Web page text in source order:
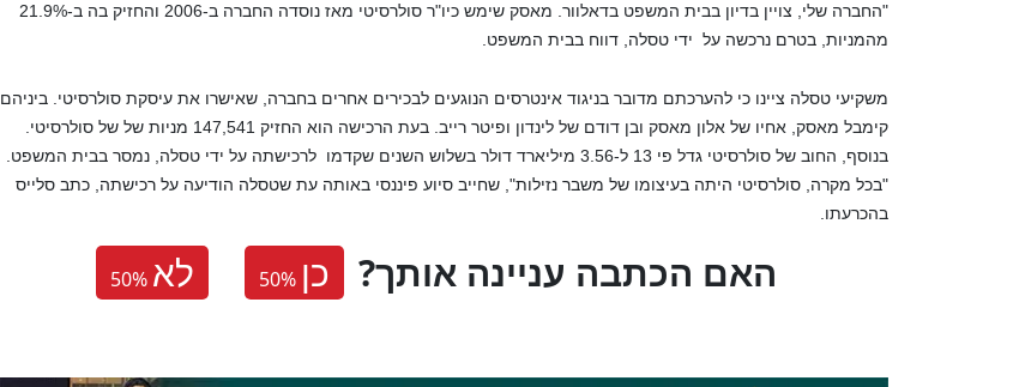
"החברה שלי, צויין בדיון בבית המשפט בדאלוור. מאסק שימש כיו"ר סולרסיטי מאז נוסדה החברה ב-2006 והחזיק בה ב-21.9%
מהמניות, בטרם נרכשה על ידי טסלה, דווח בבית המשפט.
משקיעי טסלה ציינו כי להערכתם מדובר בניגוד אינטרסים הנוגעים לבכירים אחרים בחברה, שאישרו את עיסקת סולרסיטי. ביניהם
קימבל מאסק, אחיו של אלון מאסק ובן דודם של לינדון ופיטר רייב. בעת הרכישה הוא החזיק 147,541 מניות של של סולרסיטי.
בנוסף, החוב של סולרסיטי גדל פי 13 ל-3.56 מיליארד דולר בשלוש השנים שקדמו לרכישתה על ידי טסלה, נמסר בבית המשפט.
"בכל מקרה, סולרסיטי היתה בעיצומו של משבר נזילות", שחייב סיוע פיננסי באותה עת שטסלה הודיעה על רכישתה, כתב סלייס
בהכרעתו.
50% לא 50% כן ?האם הכתבה עניינה אותך